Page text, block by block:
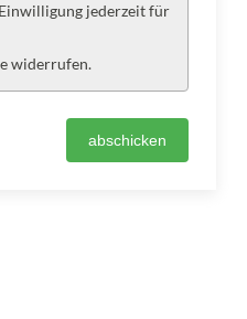
jederzeit für
widerrufen.